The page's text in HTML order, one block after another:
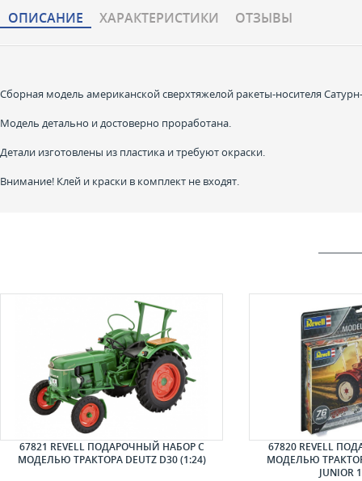
ОПИСАНИЕ ХАРАКТЕРИCТИКИ ОТЗЫВЫ
Сборная модель американской сверхтяжелой ракеты-носителя
Модель детально и достоверно проработана.
Детали изготовлены из пластика и требуют окраски.
Внимание! Клей и краски в комплект не входят.
67821 REVELL ПОДАРОЧНЫЙ НАБОР С
МОДЕЛЬЮ ТРАКТОРА DEUTZ D30 (1:24)
67820 REVELL
МОДЕЛЬЮ
JUNIOR